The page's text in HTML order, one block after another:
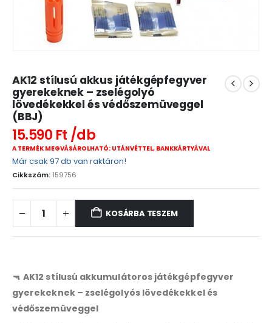
AK12 stílusú akkus játékgépfegyver
gyerekeknek – zselégolyó
lövedékekkel és védőszemüveggel
(BBJ)
15.590 Ft
A TERMÉK MEGVÁSÁROLHATÓ: UTÁNVÉTTEL, BANKKÁRTYÁVAL
Már csak 97 db van raktáron!
Cikkszám: 159756
KOSÁRBA TESZEM
🔫AK12 stílusú akkumulátoros játékgépfegyver
gyerekeknek – zselégolyós lövedékekkel és
védőszemüveggel